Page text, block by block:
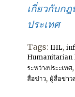
เกี่ยวกับก
ประเทศ
Tags: IHL,
Humanitarian
ระหว่างประะเทศ,
สื่อข่าว, ผู้สื่อข่าว